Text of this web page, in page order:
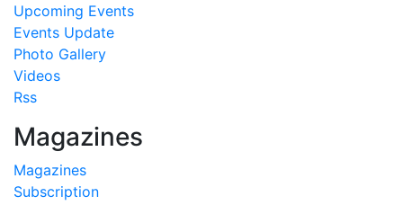
Upcoming Events
Events Update
Photo Gallery
Videos
Rss
Magazines
Magazines
Subscription